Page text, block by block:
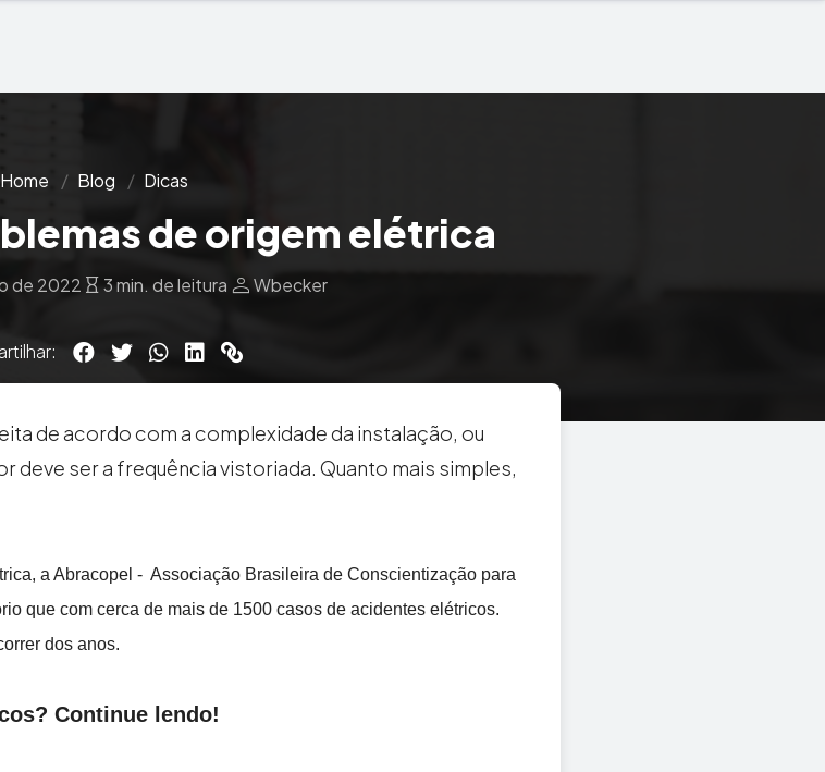
Home Blog Dicas
de origem elétrica
de 2022 3 min. de leitura personWbecker
de acordo com a complexidade da instalação, ou
deve ser a frequência vistoriada. Quanto mais simples,
a Abracopel -  Associação Brasileira de Conscientização para
que com cerca de mais de 1500 casos de acidentes elétricos.
dos anos.
Continue lendo!